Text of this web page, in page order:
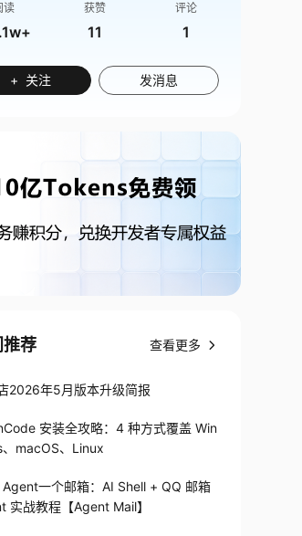
读 获赞
11
评论
1
+ 关注 发消息
荐 查看更多
2026年5月版本升级简报
安装全攻略：4 种方式覆盖 Win
macOS、Linux
Agent一个邮箱：AI Shell + QQ 邮箱
实战教程【Agent Mail】